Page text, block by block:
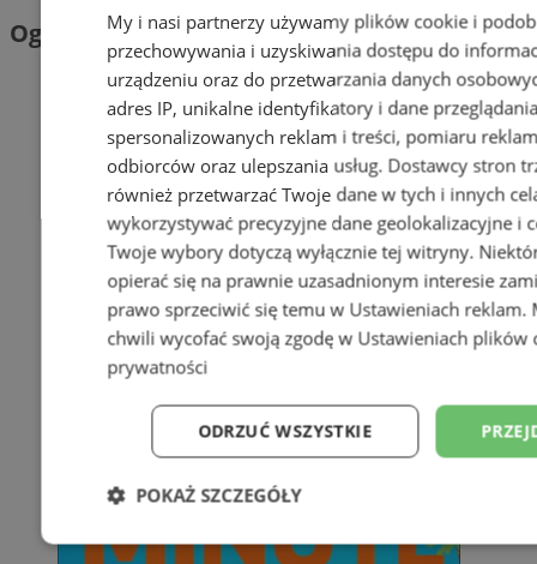
OgłoszeniaMy i nasi partnerzy używamy plików cookie i
przechowywania i uzyskiwania dostępu do
urządzeniu oraz do przetwarzania danych
adres IP, unikalne identyfikatory i dane
spersonalizowanych reklam i treści, pomiaru
odbiorców oraz ulepszania usług. Dostawcy stron
również przetwarzać Twoje dane w tych i innych
wykorzystywać precyzyjne dane geolokalizacyjne i
Twoje wybory dotyczą wyłącznie tej witryny.
opierać się na prawnie uzasadnionym interesie
prawo sprzeciwić się temu w Ustawieniach reklam.
chwili wycofać swoją zgodę w Ustawieniach plików
prywatności
ODRZUĆ WSZYSTKIE
POKAŻ SZCZEGÓŁY
Niezbędne Wydajność